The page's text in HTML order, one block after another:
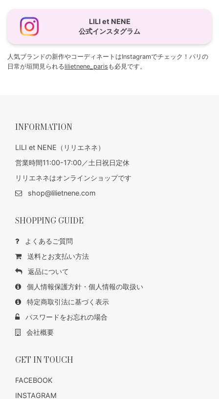
LILI et NENE
公式インスタグラム
人気ブランドの新作やコーディネートはInstagramでチェック！パリの
日常が垣間見られるlilietnene_paris も必見です。
INFORMATION
LILI et NENE（リリエネネ）
営業時間11:00-17:00／土日祝日定休
リリエネネはオンラインショップです
shop@lilietnene.com
SHOPPING GUIDE
よくあるご質問
送料とお支払い方法
返品について
個人情報保護方針・個人情報の取扱い
特定商取引法に基づく表示
パスワードをお忘れの場合
会社概要
GET IN TOUCH
FACEBOOK
INSTAGRAM